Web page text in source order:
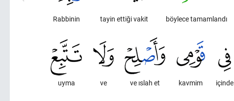
böylece tamamlandı
tayin ettiği vakit
Rabbinin
içinde
kavmim
ve ıslah et
ve
uyma